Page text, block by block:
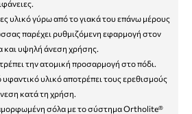
υλικό γύρω από το γιακά του επάνω μέρους
παρέχει ρυθμιζόμενη εφαρμογή στον
υψηλή άνεση χρήσης.
την ατομική προσαρμογή στο πόδι.
υλικό αποτρέπει τους ερεθισμούς
κατά τη χρήση.
σόλα με το σύστημα Ortholite®